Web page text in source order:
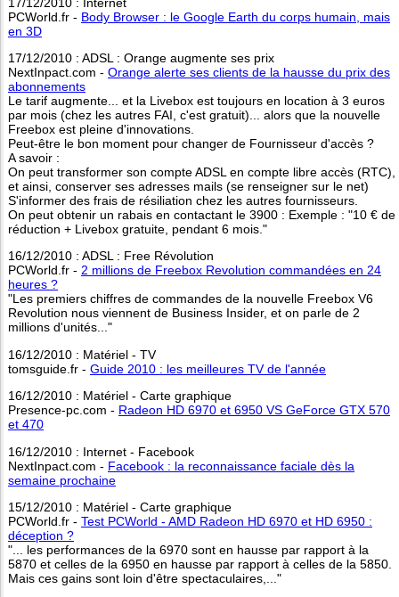
PCWorld.fr - Body Browser : le Google Earth du corps humain, mais
en 3D
17/12/2010 : ADSL : Orange augmente ses prix
NextInpact.com - Orange alerte ses clients de la hausse du prix des
abonnements
Le tarif augmente... et la Livebox est toujours en location à 3 euros
par mois (chez les autres FAI, c'est gratuit)... alors que la nouvelle
Freebox est pleine d'innovations.
Peut-être le bon moment pour changer de Fournisseur d'accès ?
A savoir :
On peut transformer son compte ADSL en compte libre accès (RTC),
et ainsi, conserver ses adresses mails (se renseigner sur le net)
S'informer des frais de résiliation chez les autres fournisseurs.
On peut obtenir un rabais en contactant le 3900 : Exemple : "10 € de
réduction + Livebox gratuite, pendant 6 mois."
16/12/2010 : ADSL : Free Révolution
PCWorld.fr - 2 millions de Freebox Revolution commandées en 24
heures ?
"Les premiers chiffres de commandes de la nouvelle Freebox V6
Revolution nous viennent de Business Insider, et on parle de 2
millions d'unités..."
16/12/2010 : Matériel - TV
tomsguide.fr - Guide 2010 : les meilleures TV de l'année
16/12/2010 : Matériel - Carte graphique
Presence-pc.com - Radeon HD 6970 et 6950 VS GeForce GTX 570
et 470
16/12/2010 : Internet - Facebook
NextInpact.com - Facebook : la reconnaissance faciale dès la
semaine prochaine
15/12/2010 : Matériel - Carte graphique
PCWorld.fr - Test PCWorld - AMD Radeon HD 6970 et HD 6950 :
déception ?
"... les performances de la 6970 sont en hausse par rapport à la
5870 et celles de la 6950 en hausse par rapport à celles de la 5850.
Mais ces gains sont loin d'être spectaculaires,..."